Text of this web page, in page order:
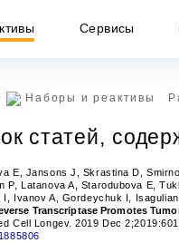
Сервисы
Наборы и реактивы
статей,
E, Jansons J, Skrastina D,
P, Latanova A, Starodubova E,
I, Ivanov A, Gordeychuk I,
Transcriptase Promotes
Cell Longev. 2019 Dec